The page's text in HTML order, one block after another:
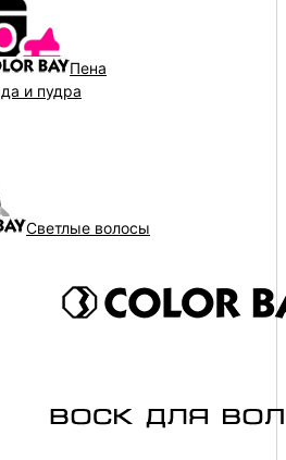
Пена
и пудра
Светлые волосы